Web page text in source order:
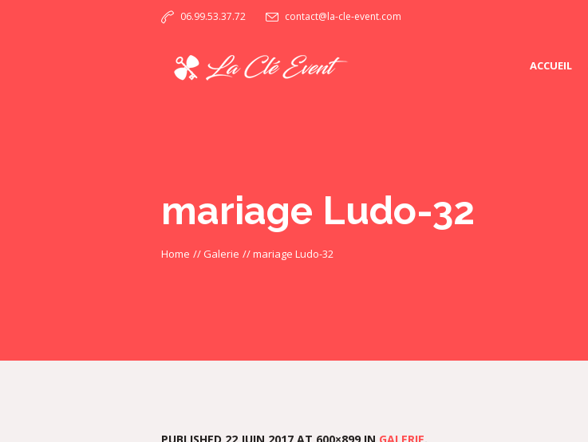
06.99.53.37.72 contact@la-cle-event.com
ACCUEIL
mariage Ludo-32
Home // Galerie //mariage Ludo-32